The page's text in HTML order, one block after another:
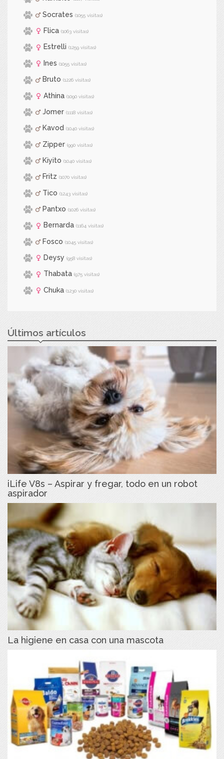
Socrates (1055 visitas)
Flica (1063 visitas)
Estrelli (1259 visitas)
Ines (1055 visitas)
Bruto (1226 visitas)
Athina (1090 visitas)
Jomer (1118 visitas)
Kavod (1040 visitas)
Zipper (990 visitas)
Kiyito (1040 visitas)
Fritz (1070 visitas)
Tico (1243 visitas)
Pantxo (1026 visitas)
Bernarda (1164 visitas)
Fosco (1045 visitas)
Deysy (958 visitas)
Thabata (975 visitas)
Chuka (1230 visitas)
Últimos artículos
iLife V8s – Aspirar y fregar, todo en un robot
aspirador
La higiene en casa con una mascota